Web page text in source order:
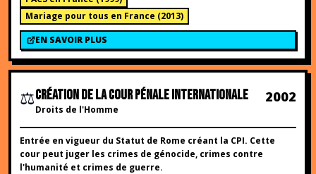
Mariage pour tous en France (2013)
EN SAVOIR PLUS
⚖️CRÉATION DE LA COUR PÉNALE INTERNATIONALE
Droits de l'Homme
2002
Entrée en vigueur du Statut de Rome créant la CPI. Cette
cour peut juger les crimes de génocide, crimes contre
l'humanité et crimes de guerre.